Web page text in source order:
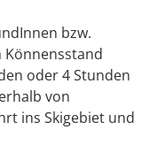
bzw.
Könnensstand
oder 4 Stunden
von
ins Skigebiet und